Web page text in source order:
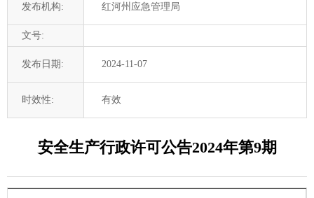
发布机构: 红河州应急管理局
文号:
发布日期: 2024-11-07
时效性: 有效
安全生产行政许可公告2024年第9期